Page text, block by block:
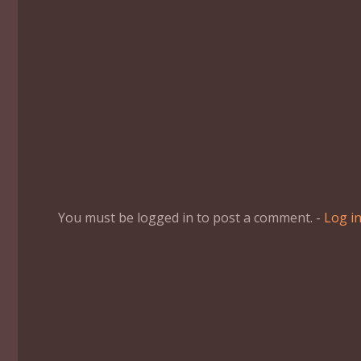
You must be logged in to post a comment. - Log in